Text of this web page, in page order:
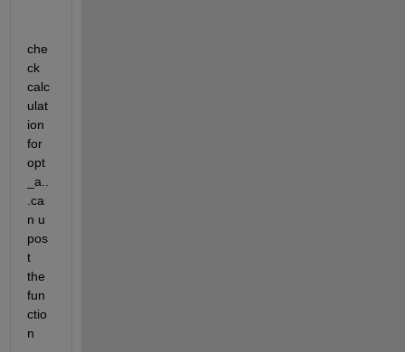
che
ck
calc
ulat
ion
for
opt
_a..
.ca
n u
pos
t
the
fun
ctio
n